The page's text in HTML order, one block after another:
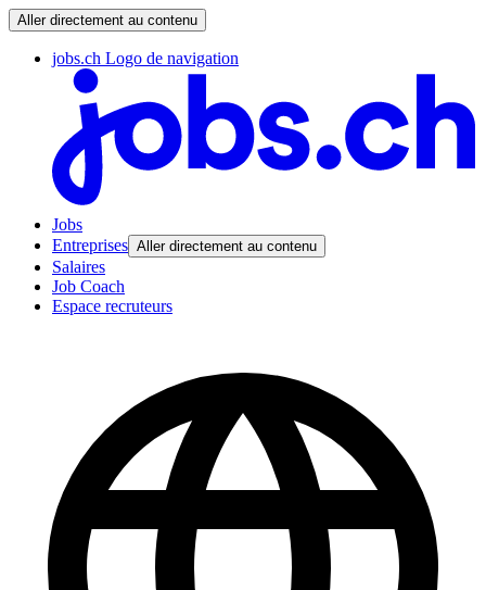
Aller directement au contenu
jobs.ch Logo de navigation
Jobs
Entreprises Aller directement au contenu
Salaires
Job Coach
Espace recruteurs